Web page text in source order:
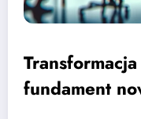
fundament